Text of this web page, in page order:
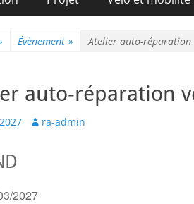
Évènement » Atelier auto-réparation
auto-réparation
Author
ra-admin
2027